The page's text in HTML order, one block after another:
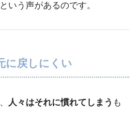
という声があるのです。
に戻しにくい
人々はそれに慣れてしまう も